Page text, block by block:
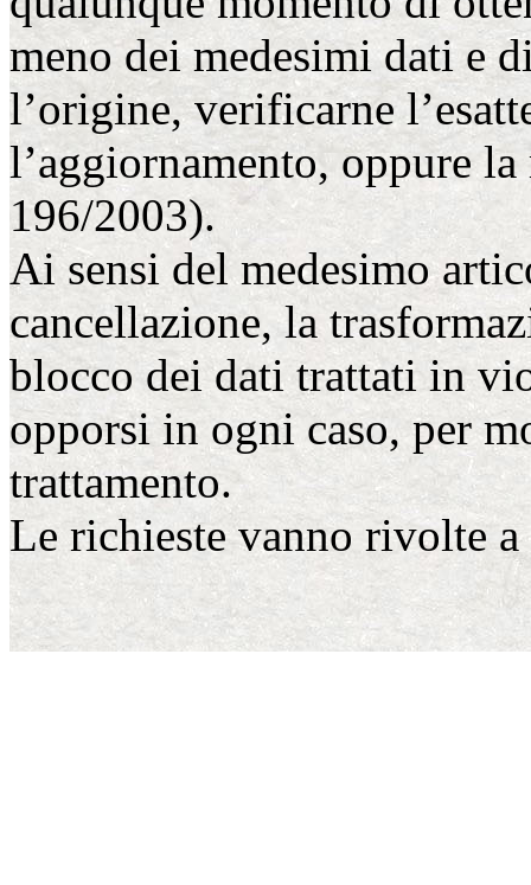
meno dei medesimi dati e
l’origine, verificarne
l’aggiornamento, oppure
196/2003).
Ai sensi del medesimo
cancellazione, la
blocco dei dati trattati in
opporsi in ogni caso, per
trattamento.
Le richieste vanno rivolte